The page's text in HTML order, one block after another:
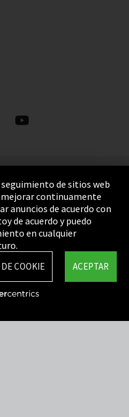
de sitios web
continuamente
anuncios de acuerdo con
de acuerdo y puedo
en cualquier
ACEPTAR
COOKIE